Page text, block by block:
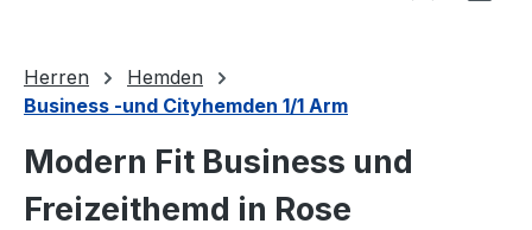
Herren
Hemden
Business -und Cityhemden 1/1 Arm
Modern Fit Business und
Freizeithemd in Rose